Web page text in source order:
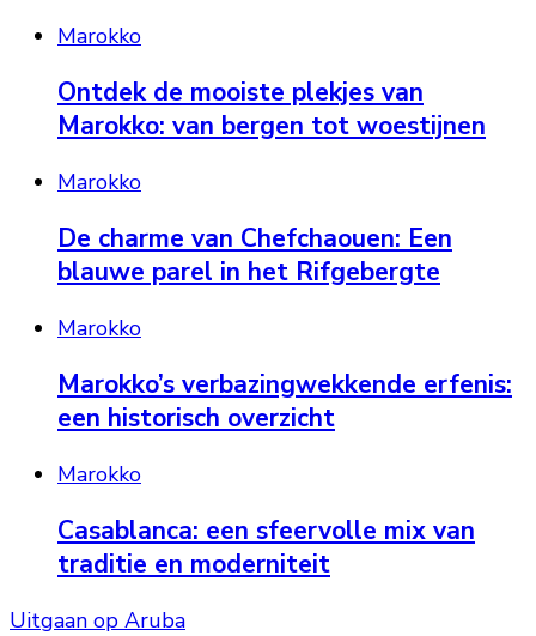
Marokko
Ontdek de mooiste plekjes van
Marokko: van bergen tot woestijnen
Marokko
De charme van Chefchaouen: Een
blauwe parel in het Rifgebergte
Marokko
Marokko’s verbazingwekkende erfenis:
een historisch overzicht
Marokko
Casablanca: een sfeervolle mix van
traditie en moderniteit
Uitgaan op Aruba